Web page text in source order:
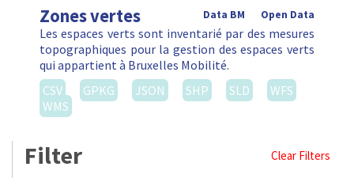
Zones vertes Open Data
Data BM
Les espaces verts sont inventarié par des mesures
topographiques pour la gestion des espaces verts
qui appartient à Bruxelles Mobilité.
CSV
GPKG JSON SHP SLD
WFS
WMS
Filter Clear Filters